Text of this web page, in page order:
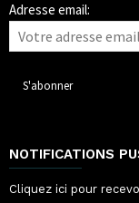
Adresse email:
NOTIFICATIONS
Cliquez ici pour